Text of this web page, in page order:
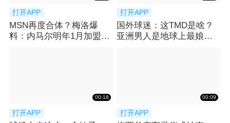
打开APP
MSN再度合体？梅洛爆
料：内马尔明年1月加盟迈
打开APP
国外球迷：这TMD是啥？
亚洲男人是地球上最娘炮
00:18
打开APP
00:09
打开APP